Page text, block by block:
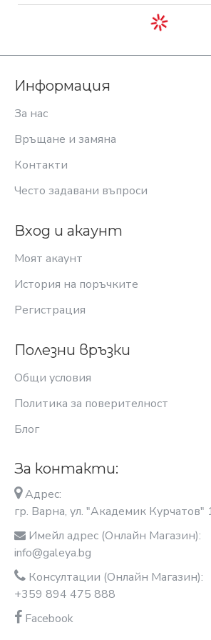
модели още
нашия онлайн
888.
Информация
За нас
Връщане и замяна
Контакти
Често задавани въпроси
Вход и акаунт
Моят акаунт
История на поръчките
Регистрация
Полезни връзки
Общи условия
Политика за поверителност
Блог
За контакти:
Адрес:
гр. Варна, ул. "Академик Курчатов"
Имейл адрес (Онлайн Магазин):
info@galeya.bg
Консултации (Онлайн Магазин):
+359 894 475 888
Facebook